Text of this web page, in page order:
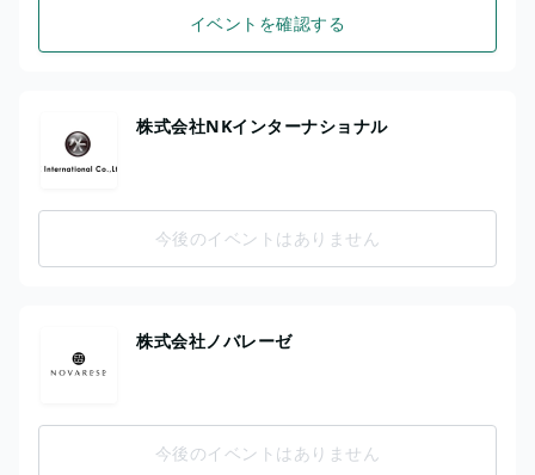
イベントを確認する
株式会社NKインターナショナル
今後のイベントはありません
株式会社ノバレーゼ
今後のイベントはありません